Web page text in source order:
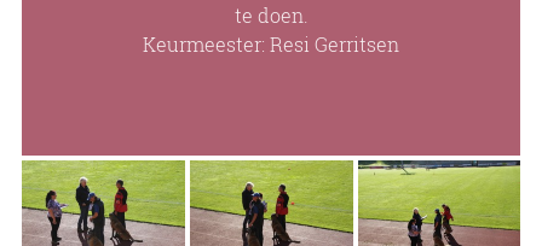
te doen.
Keurmeester: Resi Gerritsen